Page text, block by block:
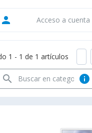
person Acceso a cuenta
1 - 1 de 1 artículos
info
search